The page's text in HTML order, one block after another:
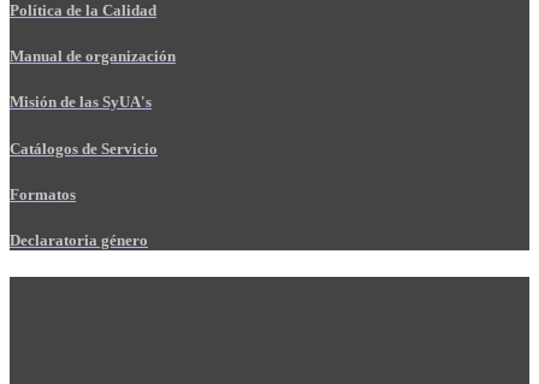
Política de la Calidad
Manual de organización
Misión de las SyUA's
Catálogos de Servicio
Formatos
Declaratoria género